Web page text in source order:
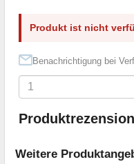
Produkt ist nicht
Benachrichtigung bei
Weitere